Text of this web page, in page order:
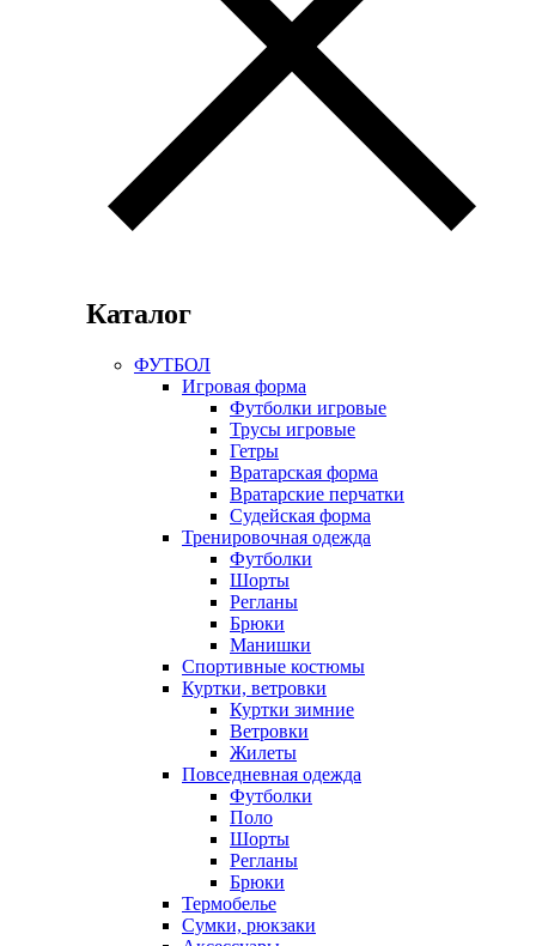
Каталог
ФУТБОЛ
Игровая форма
Футболки игровые
Трусы игровые
Гетры
Вратарская форма
Вратарские перчатки
Судейская форма
Тренировочная одежда
Футболки
Шорты
Регланы
Брюки
Манишки
Спортивные костюмы
Куртки, ветровки
Куртки зимние
Ветровки
Жилеты
Повседневная одежда
Футболки
Поло
Шорты
Регланы
Брюки
Термобелье
Сумки, рюкзаки